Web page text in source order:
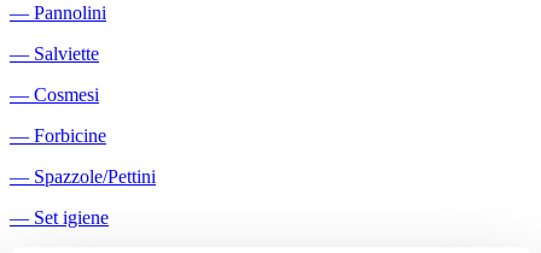
― Pannolini
― Salviette
― Cosmesi
― Forbicine
― Spazzole/Pettini
― Set igiene